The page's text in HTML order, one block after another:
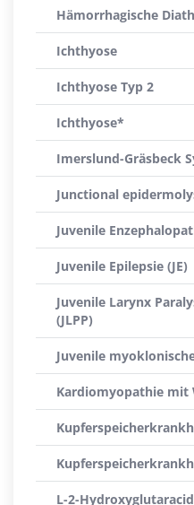
Hämorrhagische
Ichthyose
Ichthyose Typ 2
Ichthyose*
Imerslund-Gräsbeck
Junctional
Juvenile
Juvenile Epilepsie (JE)
Juvenile Larynx
(JLPP)
Juvenile
Kardiomyopathie mit
L-2-